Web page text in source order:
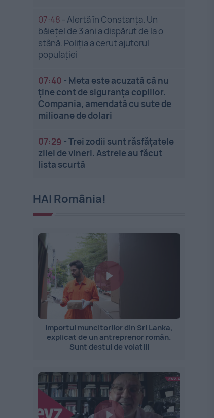
07:48 -Alertă în Constanța. Un
băiețel de 3 ani a dispărut de la o
stână. Poliția a cerut ajutorul
populației
07:40 - Meta este acuzată că nu
ține cont de siguranța copiilor.
Compania, amendată cu sute de
milioane de dolari
07:29 -Trei zodii sunt răsfățatele
zilei de vineri. Astrele au făcut
lista scurtă
HAI România!
Importul muncitorilor din Sri Lanka,
explicat de un antreprenor român.
Sunt destul de volatili